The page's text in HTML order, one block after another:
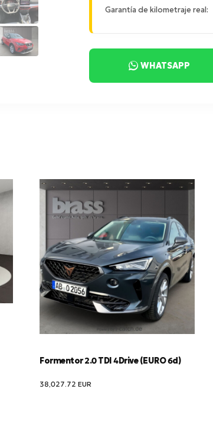
Garantía de kilometraje real:
WHATSAPP
Formentor 2.0 TDI 4Drive (EURO 6d)
38,027.72EUR